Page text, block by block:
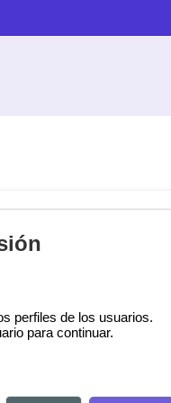
perfiles de los usuarios.
para continuar.